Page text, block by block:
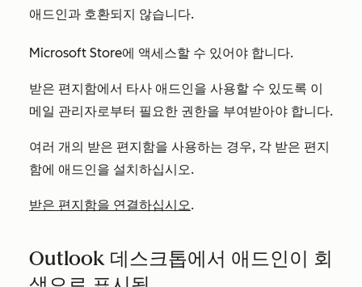
애드인과 호환되지 않습니다.
Microsoft Store에 액세스할 수 있어야 합니다.
받은 편지함에서 타사 애드인을 사용할 수 있도록 이
메일 관리자로부터 필요한 권한을 부여받아야 합니다.
여러 개의 받은 편지함을 사용하는 경우, 각 받은 편지
함에 애드인을 설치하십시오.
받은 편지함을 연결하십시오.
Outlook 데스크톱에서 애드인이 회